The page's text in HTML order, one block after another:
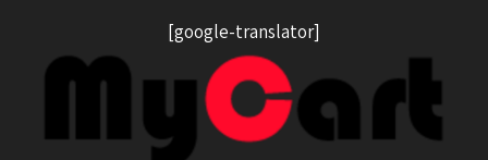
[google-translator]